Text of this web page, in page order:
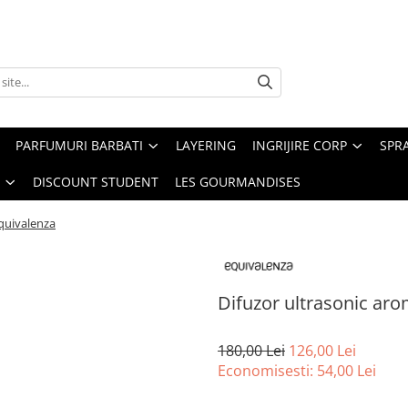
PARFUMURI BARBATI LAYERING INGRIJIRE CORP
DISCOUNT STUDENT LES GOURMANDISES
Difuzor ultrasonic
180,00 Lei 126,00 Lei
Economisesti: 54,00 Lei